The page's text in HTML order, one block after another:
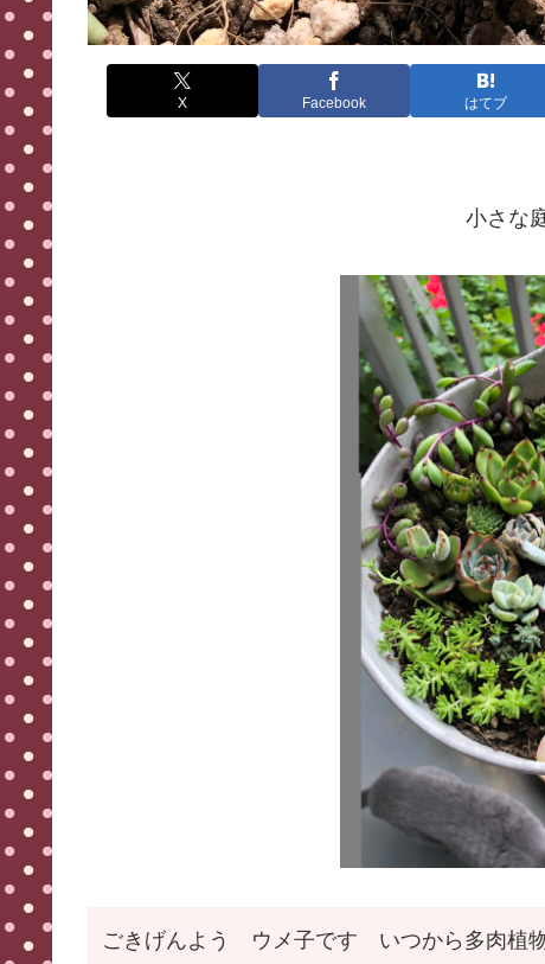
X Facebook はてブ
小さな
ごきげんよう ウメ子です いつから多肉植